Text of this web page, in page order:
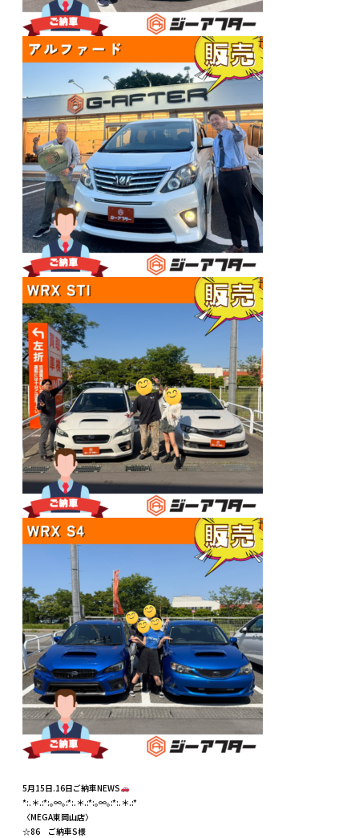
5月15日.16日ご納車NEWS
*:.＊.:*:｡∞｡:*:.＊.:*:｡∞｡:*:.＊.:*
〈MEGA東岡山店〉
☆86 ご納車S様